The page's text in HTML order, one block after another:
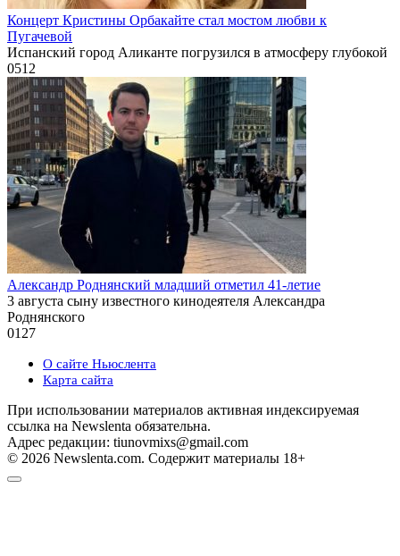
Концерт Кристины Орбакайте стал мостом любви к
Пугачевой
Испанский город Аликанте погрузился в атмосферу глубокой
0512
Александр Роднянский младший отметил 41-летие
3 августа сыну известного кинодеятеля Александра
Роднянского
0127
О сайте Ньюслента
Карта сайта
При использовании материалов активная индексируемая
ссылка на Newslenta обязательна.
Адрес редакции: tiunovmixs@gmail.com
© 2026 Newslenta.com. Содержит материалы 18+